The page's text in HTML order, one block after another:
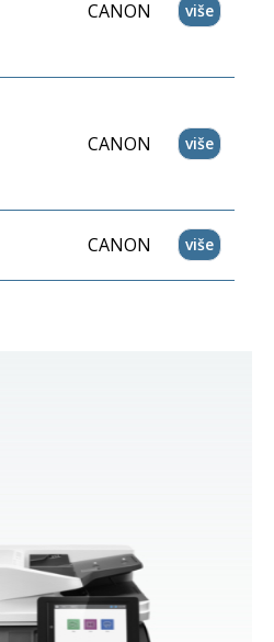
CANON više
CANON više
CANON više